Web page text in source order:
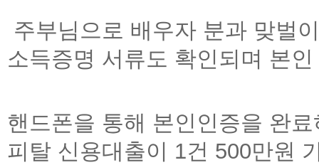
주부님으로 배우자 분과 맞벌
소득증명 서류도 확인되며 본
핸드폰을 통해 본인인증을 완
피탈 신용대출이 1건 500만원